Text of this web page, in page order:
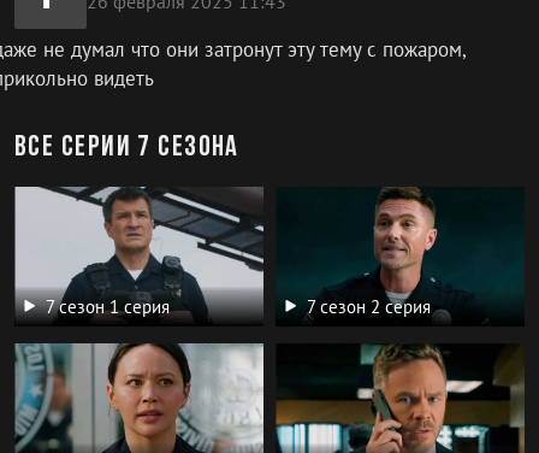
не думал что они затронут эту тему с пожаром,
видеть
Все серии 7 сезона
7 сезон 1 серия 7 сезон 2 серия